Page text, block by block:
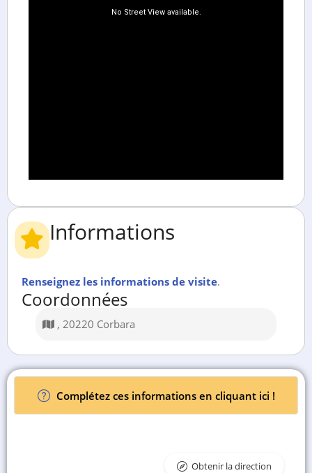
Informations
Renseignez les informations de visite.
Coordonnées
, 20220 Corbara
Complétez ces informations en cliquant ici !
Obtenir la direction